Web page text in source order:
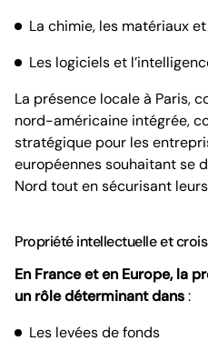
La chimie, les matériaux
Les logiciels et
La présence locale à Paris,
nord-américaine intégrée,
stratégique pour les
européennes souhaitant se
Nord tout en sécurisant
Propriété intellectuelle et
En France et en Europe, la
un rôle déterminant dans:
Les levées de fonds